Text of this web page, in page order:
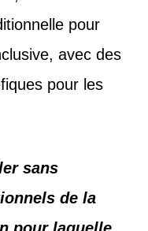
pour
avec des
pour les
sans
de la